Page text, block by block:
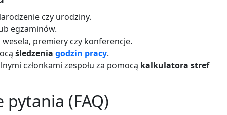
czy urodziny.
egzaminów.
premiery czy konferencje.
śledzenia godzin pracy.
członkami zespołu za pomocą kalkulatora stref
pytania (FAQ)